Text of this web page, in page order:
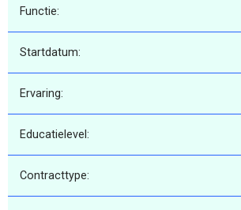
Functie:
Startdatum:
Ervaring:
Educatielevel:
Contracttype: